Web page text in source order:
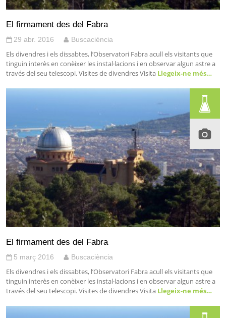
El firmament des del Fabra
29 abr. 2016 Buscaciència
Els divendres i els dissabtes, l’Observatori Fabra acull els visitants que
tinguin interès en conèixer les instal·lacions i en observar algun astre a
través del seu telescopi. Visites de divendres Visita Llegeix-ne més…
El firmament des del Fabra
5 març 2016 Buscaciència
Els divendres i els dissabtes, l’Observatori Fabra acull els visitants que
tinguin interès en conèixer les instal·lacions i en observar algun astre a
través del seu telescopi. Visites de divendres Visita Llegeix-ne més…